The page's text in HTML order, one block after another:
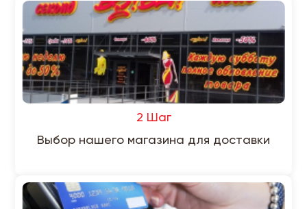
2 Шаг
Выбор нашего магазина для доставки